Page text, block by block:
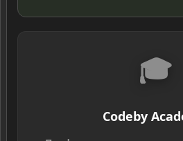
🎓
Codeby